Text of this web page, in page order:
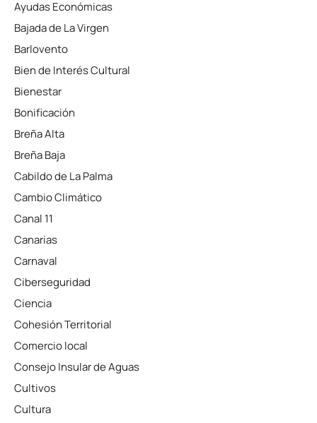
Ayudas Económicas
Bajada de La Virgen
Barlovento
Bien de Interés Cultural
Bienestar
Bonificación
Breña Alta
Breña Baja
Cabildo de La Palma
Cambio Climático
Canal 11
Canarias
Carnaval
Ciberseguridad
Ciencia
Cohesión Territorial
Comercio local
Consejo Insular de Aguas
Cultivos
Cultura